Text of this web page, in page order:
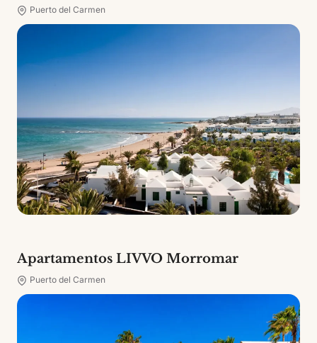
Puerto del Carmen
Apartamentos LIVVO Morromar
Puerto del Carmen